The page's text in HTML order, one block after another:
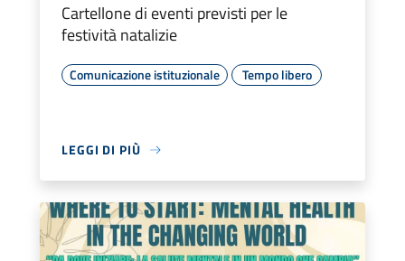
Cartellone di eventi previsti per le
festività natalizie
Comunicazione istituzionale Tempo libero
LEGGI DI PIÙ